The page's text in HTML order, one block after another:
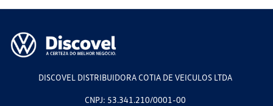
DISCOVEL DISTRIBUIDORA COTIA DE VEICULOS LTDA
CNPJ: 53.341.210/0001-00